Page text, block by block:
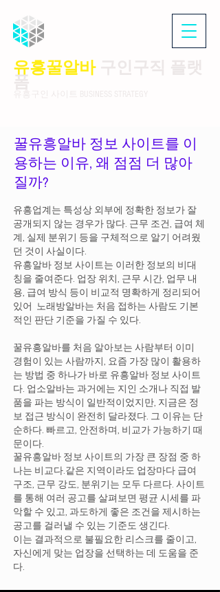
유흥꿀알바구인구직 플랫
꿀유흥알바 정보 사이트를 이
용하는 이유, 왜 점점 더 많아
질까?
유흥업계는 특성상 외부에 정확한 정보가 잘
공개되지 않는 경우가 많다. 근무 조건, 급여 체
계, 실제 분위기 등을 구체적으로 알기 어려웠
던 것이 사실이다.
유흥알바 정보 사이트는 이러한 정보의 비대
칭을 줄여준다. 업장 위치, 근무 시간, 업무 내
용, 급여 방식 등이 비교적 명확하게 정리되어
있어 노래방알바는 처음 접하는 사람도 기본
적인 판단 기준을 가질 수 있다.
꿀유흥알바를 처음 알아보는 사람부터 이미
경험이 있는 사람까지, 요즘 가장 많이 활용하
는 방법 중 하나가 바로 유흥알바 정보 사이트
다. 업소알바는 과거에는 지인 소개나 직접 발
품을 파는 방식이 일반적이었지만, 지금은 정
보 접근 방식이 완전히 달라졌다. 그 이유는 단
순하다. 빠르고, 안전하며, 비교가 가능하기 때
문이다.
꿀유흥알바 정보 사이트의 가장 큰 장점 중 하
나는 비교다.같은 지역이라도 업장마다 급여
구조, 근무 강도, 분위기는 모두 다르다. 사이트
를 통해 여러 공고를 살펴보면 평균 시세를 파
악할 수 있고, 과도하게 좋은 조건을 제시하는
공고를 걸러낼 수 있는 기준도 생긴다.
이는 결과적으로 불필요한 리스크를 줄이고,
자신에게 맞는 업장을 선택하는 데 도움을 준
다.